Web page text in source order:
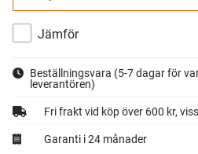
Jämför
Beställningsvara (5-7 dagar för
leverantören)
Fri frakt vid köp över 600 kr,
Garanti i 24 månader